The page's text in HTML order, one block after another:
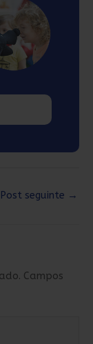
Post seguinte →
Campos